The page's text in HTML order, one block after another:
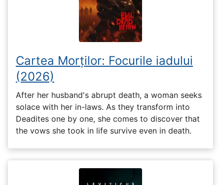
Cartea Morților: Focurile iadului
(2026)
After her husband's abrupt death, a woman seeks
solace with her in-laws. As they transform into
Deadites one by one, she comes to discover that
the vows she took in life survive even in death.